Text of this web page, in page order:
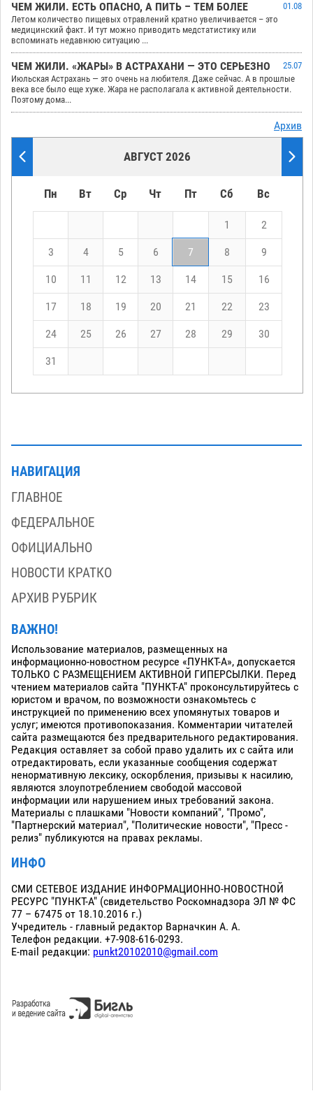
ЧЕМ ЖИЛИ. ЕСТЬ ОПАСНО, А ПИТЬ – ТЕМ БОЛЕЕ
01.08
Летом количество пищевых отравлений кратно увеличивается – это
медицинский факт. И тут можно приводить медстатистику или
вспоминать недавнюю ситуацию ...
ЧЕМ ЖИЛИ. «ЖАРЫ» В АСТРАХАНИ — ЭТО СЕРЬЕЗНО
25.07
Июльская Астрахань — это очень на любителя. Даже сейчас. А в прошлые
века все было еще хуже. Жара не располагала к активной деятельности.
Поэтому дома...
Архив
АВГУСТ 2026
Пн Вт Ср Чт Пт Сб Вс
1 2
3 4 5 6 7 8 9
10 11 12 13 14 15 16
17 18 19 20 21 22 23
24 25 26 27 28 29 30
31
НАВИГАЦИЯ
ГЛАВНОЕ
ФЕДЕРАЛЬНОЕ
ОФИЦИАЛЬНО
НОВОСТИ КРАТКО
АРХИВ РУБРИК
ВАЖНО!
Использование материалов, размещенных на
информационно-новостном ресурсе «ПУНКТ-А», допускается
ТОЛЬКО С РАЗМЕЩЕНИЕМ АКТИВНОЙ ГИПЕРСЫЛКИ. Перед
чтением материалов сайта "ПУНКТ-А" проконсультируйтесь с
юристом и врачом, по возможности ознакомьтесь с
инструкцией по применению всех упомянутых товаров и
услуг; имеются противопоказания. Комментарии читателей
сайта размещаются без предварительного редактирования.
Редакция оставляет за собой право удалить их с сайта или
отредактировать, если указанные сообщения содержат
ненормативную лексику, оскорбления, призывы к насилию,
являются злоупотреблением свободой массовой
информации или нарушением иных требований закона.
Материалы с плашками "Новости компаний", "Промо",
"Партнерский материал", "Политические новости", "Пресс -
релиз" публикуются на правах рекламы.
ИНФО
СМИ СЕТЕВОЕ ИЗДАНИЕ ИНФОРМАЦИОННО-НОВОСТНОЙ
РЕСУРС "ПУНКТ-А" (свидетельство Роскомнадзора ЭЛ № ФС
77 – 67475 от 18.10.2016 г.)
Учредитель - главный редактор Варначкин А. А.
Телефон редакции. +7-908-616-0293.
E-mail редакции: punkt20102010@gmail.com